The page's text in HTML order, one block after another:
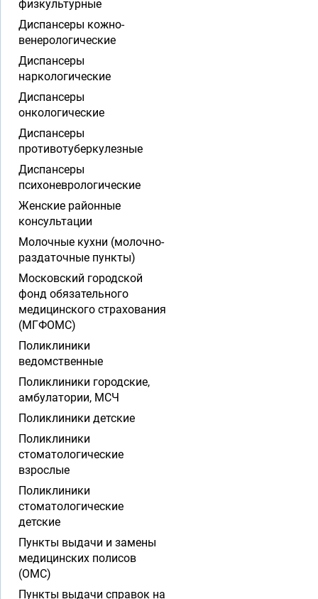
физкультурные
Диспансеры кожно-
венерологические
Диспансеры
наркологические
Диспансеры
онкологические
Диспансеры
противотуберкулезные
Диспансеры
психоневрологические
Женские районные
консультации
Молочные кухни (молочно-
раздаточные пункты)
Московский городской
фонд обязательного
медицинского страхования
(МГФОМС)
Поликлиники
ведомственные
Поликлиники городские,
амбулатории, МСЧ
Поликлиники детские
Поликлиники
стоматологические
взрослые
Поликлиники
стоматологические
детские
Пункты выдачи и замены
медицинских полисов
(ОМС)
Пункты выдачи справок на